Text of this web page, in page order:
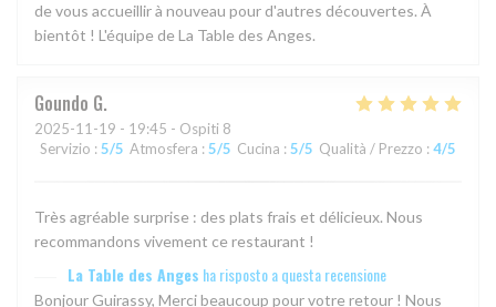
de vous accueillir à nouveau pour d'autres découvertes. À
bientôt ! L'équipe de La Table des Anges.
Goundo G
2025-11-19 - 19:45 - Ospiti 8
Servizio : 5/5 Atmosfera : 5/5 Cucina : 5/5 Qualità / Prezzo : 4/5
Très agréable surprise : des plats frais et délicieux. Nous
recommandons vivement ce restaurant !
La Table des Anges ha risposto a questa recensione
Bonjour Guirassy, Merci beaucoup pour votre retour ! Nous